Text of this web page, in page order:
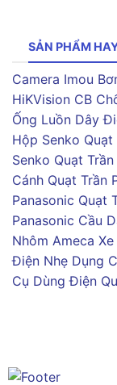
SẢN PHẨM
Camera Imou
HiKVision CB
Ống Luồn Dây
Hộp Senko Quạt
Senko Quạt
Cánh Quạt Trần
Panasonic Quạt
Panasonic Cầu
Nhôm Ameca
Điện Nhẹ Dụng
Cụ Dùng Điện